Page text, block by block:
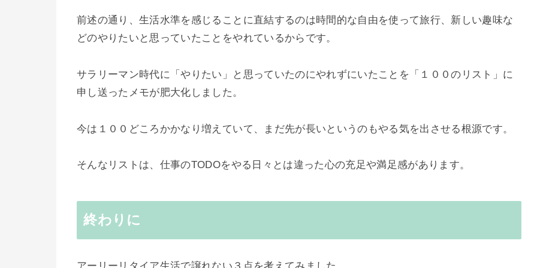
前述の通り、生活水準を感じることに直結するのは時間的な自由を使って旅行、新しい趣味な
どのやりたいと思っていたことをやれているからです。
サラリーマン時代に「やりたい」と思っていたのにやれずにいたことを「１００のリスト」に
申し送ったメモが肥大化しました。
今は１００どころかかなり増えていて、まだ先が長いというのもやる気を出させる根源です。
そんなリストは、仕事のTODOをやる日々とは違った心の充足や満足感があります。
終わりに